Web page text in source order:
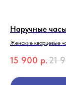
Наручные
Женские кварцевые
Коллекция Essence
15 900 р.21